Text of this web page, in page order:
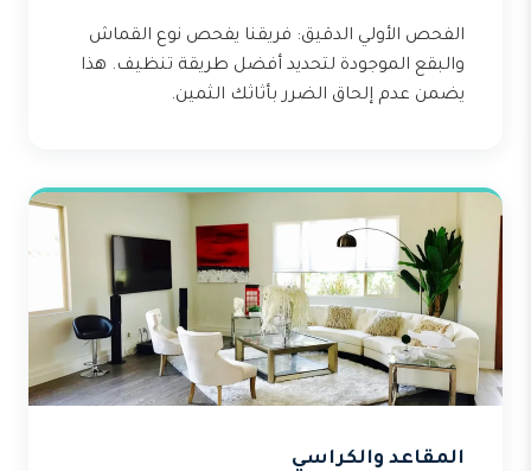
الفحص الأولي الدقيق: فريقنا يفحص نوع القماش
والبقع الموجودة لتحديد أفضل طريقة تنظيف. هذا
يضمن عدم إلحاق الضرر بأثاثك الثمين.
المقاعد والكراسي